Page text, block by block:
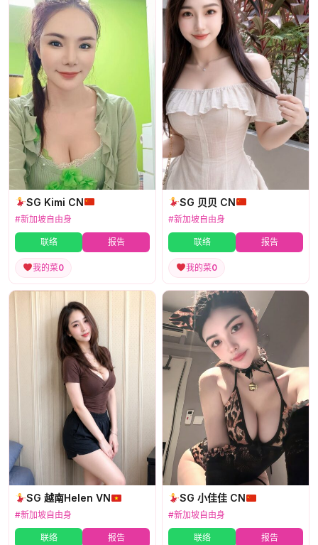
SG Kimi CN
#新加坡自由身
联络 报告
我的菜0
SG 贝贝 CN
#新加坡自由身
联络 报告
我的菜0
SG 越南Helen VN
#新加坡自由身
联络 报告
SG 小佳佳 CN
#新加坡自由身
联络 报告